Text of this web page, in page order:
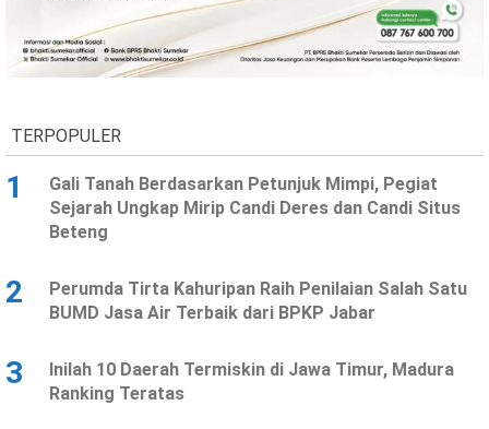
TERPOPULER
1
Gali Tanah Berdasarkan Petunjuk Mimpi, Pegiat
Sejarah Ungkap Mirip Candi Deres dan Candi Situs
Beteng
2
Perumda Tirta Kahuripan Raih Penilaian Salah Satu
BUMD Jasa Air Terbaik dari BPKP Jabar
3
Inilah 10 Daerah Termiskin di Jawa Timur, Madura
Ranking Teratas